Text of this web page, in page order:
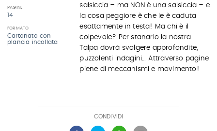
PAGINE
14
FORMATO
Cartonato con
plancia incollata
salsiccia – ma NON è una salsiccia – e
la cosa peggiore è che le è caduta
esattamente in testa! Ma chi è il
colpevole? Per stanarlo la nostra
Talpa dovrà svolgere approfondite,
puzzolenti indagini… Attraverso pagine
piene di meccanismi e movimento!
CONDIVIDI